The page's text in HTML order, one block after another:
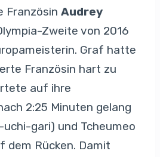
Französin Audrey
Zweite von 2016
Graf hatte
Französin hart zu
auf ihre
2:25 Minuten gelang
uchi-gari) und Tcheumeo
dem Rücken. Damit